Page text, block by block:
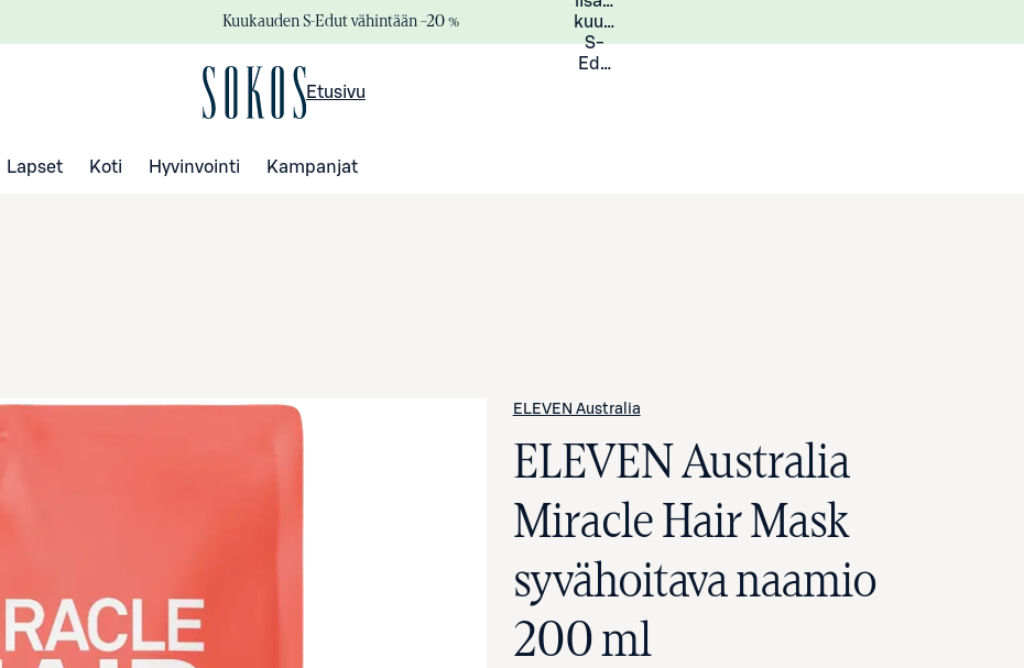
Kuukauden S-Edut vähintään –20 %
kuukauden
S-
Eduista
Etusivu
Lapset Koti Hyvinvointi Kampanjat
ELEVEN Australia
ELEVEN Australia
Miracle Hair Mask
syvähoitava naamio
200 ml